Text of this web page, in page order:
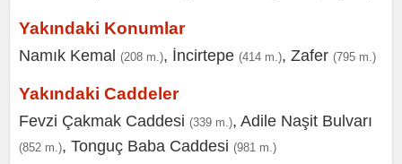
Yakındaki Konumlar
Namık Kemal (208 m.), İncirtepe (414 m.), Zafer (795 m.)
Yakındaki Caddeler
Fevzi Çakmak Caddesi (339 m.), Adile Naşit Bulvarı
(852 m.), Tonguç Baba Caddesi (981 m.)